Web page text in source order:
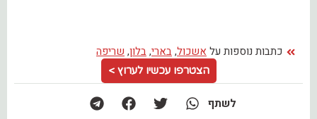
כתבות נוספות על אשכול,בארי,בלון, שריפה
הצטרפו עכשיו לערוץ >
לשתף